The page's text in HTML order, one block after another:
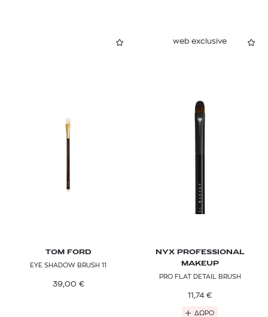
TOM FORD
EYE SHADOW BRUSH 11
39,00 €
web exclusive
NYX PROFESSIONAL
MAKEUP
PRO FLAT DETAIL BRUSH
11,74 €
ΔΩΡΟ